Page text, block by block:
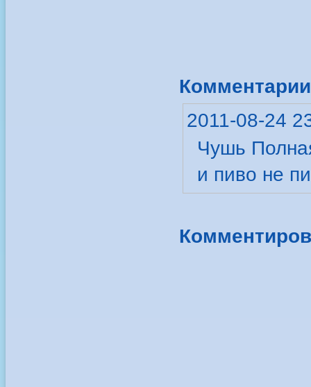
2011-08-24
Чушь
и пиво не